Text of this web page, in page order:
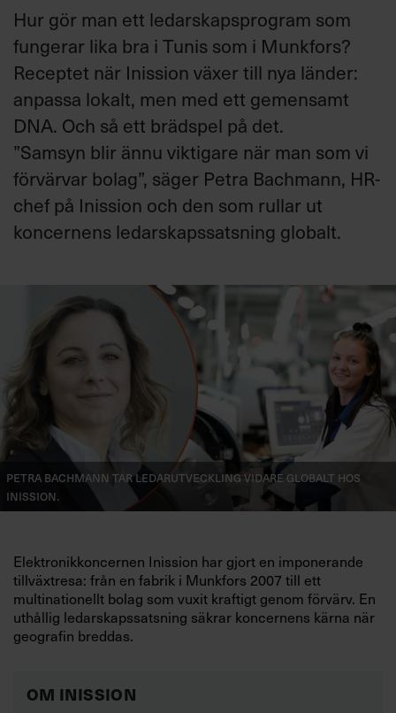
Hur gör man ett ledarskapsprogram som
fungerar lika bra i Tunis som i Munkfors?
Receptet när Inission växer till nya länder:
anpassa lokalt, men med ett gemensamt
DNA. Och så ett brädspel på det.
”Samsyn blir ännu viktigare när man som vi
förvärvar bolag”, säger Petra Bachmann, HR-
chef på Inission och den som rullar ut
koncernens ledarskapssatsning globalt.
Petra Bachmann tar ledarutveckling vidare globalt hos
Inission.
Elektronikkoncernen Inission har gjort en imponerande
tillväxtresa: från en fabrik i Munkfors 2007 till ett
multinationellt bolag som vuxit kraftigt genom förvärv. En
uthållig ledarskapssatsning säkrar koncernens kärna när
geografin breddas.
OM INISSION